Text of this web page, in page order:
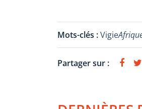
Mots-clés :Vigie
Partager sur :